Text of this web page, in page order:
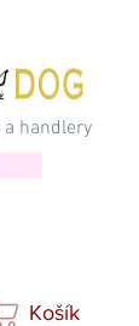
a handlery
Košík